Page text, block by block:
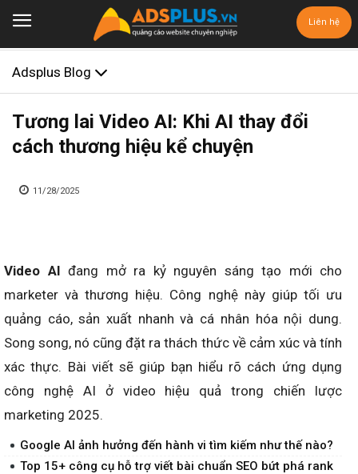
Liên hệ
Adsplus Blog
Tương lai Video AI: Khi AI thay đổi
cách thương hiệu kể chuyện
11/28/2025
Video AI đang mở ra kỷ nguyên sáng tạo mới cho
marketer và thương hiệu. Công nghệ này giúp tối ưu
quảng cáo, sản xuất nhanh và cá nhân hóa nội dung.
Song song, nó cũng đặt ra thách thức về cảm xúc và tính
xác thực. Bài viết sẽ giúp bạn hiểu rõ cách ứng dụng
công nghệ AI ở video hiệu quả trong chiến lược
marketing 2025.
Google AI ảnh hưởng đến hành vi tìm kiếm như thế nào?
Top 15+ công cụ hỗ trợ viết bài chuẩn SEO bứt phá rank